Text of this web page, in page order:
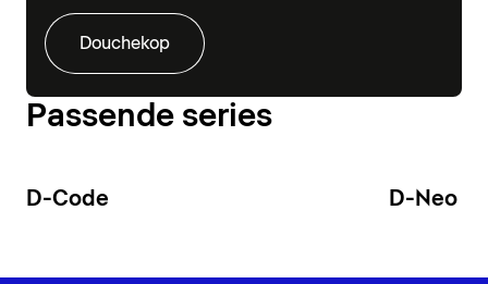
Douchekop
Passende series
D-Code D-Neo